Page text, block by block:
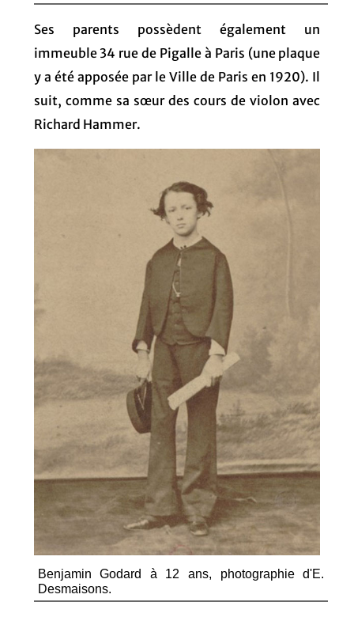
Ses parents possèdent également un
immeuble 34 rue de Pigalle à Paris (une plaque
y a été apposée par le Ville de Paris en 1920). Il
suit, comme sa sœur des cours de violon avec
Richard Hammer.
Benjamin Godard à 12 ans, photographie d'E.
Desmaisons.